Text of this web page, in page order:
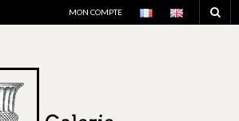
MON COMPTE